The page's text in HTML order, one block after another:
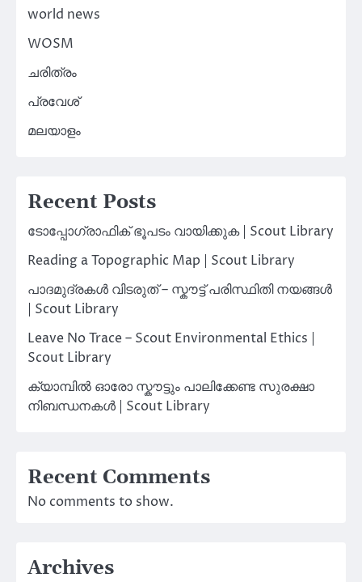
world news
WOSM
ചരിത്രം
പ്രവേശ്
മലയാളം
Recent Posts
ടോപ്പോഗ്രാഫിക് ഭൂപടം വായിക്കുക | Scout Library
Reading a Topographic Map | Scout Library
പാദമുദ്രകൾ വിടരുത് – സ്കൗട്ട് പരിസ്ഥിതി നയങ്ങൾ
| Scout Library
Leave No Trace – Scout Environmental Ethics |
Scout Library
ക്യാമ്പിൽ ഓരോ സ്കൗട്ടും പാലിക്കേണ്ട സുരക്ഷാ
നിബന്ധനകൾ | Scout Library
Recent Comments
No comments to show.
Archives